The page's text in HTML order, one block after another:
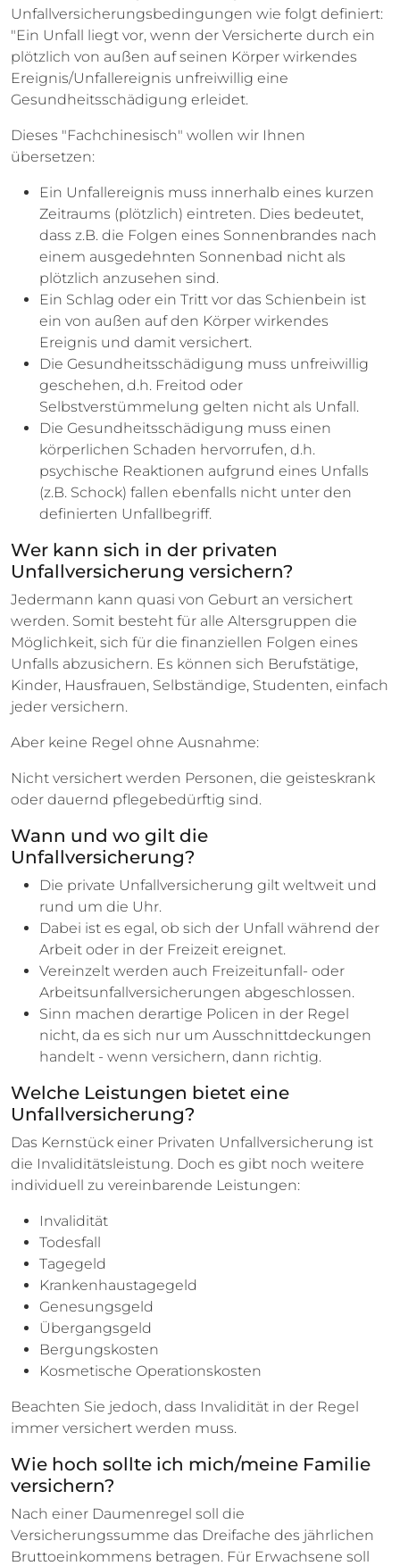
Unfallversicherungsbedingungen wie folgt definiert:
"Ein Unfall liegt vor, wenn der Versicherte durch ein
plötzlich von außen auf seinen Körper wirkendes
Ereignis/Unfallereignis unfreiwillig eine
Gesundheitsschädigung erleidet.
Dieses "Fachchinesisch" wollen wir Ihnen
übersetzen:
Ein Unfallereignis muss innerhalb eines kurzen
Zeitraums (plötzlich) eintreten. Dies bedeutet,
dass z.B. die Folgen eines Sonnenbrandes nach
einem ausgedehnten Sonnenbad nicht als
plötzlich anzusehen sind.
Ein Schlag oder ein Tritt vor das Schienbein ist
ein von außen auf den Körper wirkendes
Ereignis und damit versichert.
Die Gesundheitsschädigung muss unfreiwillig
geschehen, d.h. Freitod oder
Selbstverstümmelung gelten nicht als Unfall.
Die Gesundheitsschädigung muss einen
körperlichen Schaden hervorrufen, d.h.
psychische Reaktionen aufgrund eines Unfalls
(z.B. Schock) fallen ebenfalls nicht unter den
definierten Unfallbegriff.
Wer kann sich in der privaten
Unfallversicherung versichern?
Jedermann kann quasi von Geburt an versichert
werden. Somit besteht für alle Altersgruppen die
Möglichkeit, sich für die finanziellen Folgen eines
Unfalls abzusichern. Es können sich Berufstätige,
Kinder, Hausfrauen, Selbständige, Studenten, einfach
jeder versichern.
Aber keine Regel ohne Ausnahme:
Nicht versichert werden Personen, die geisteskrank
oder dauernd pflegebedürftig sind.
Wann und wo gilt die
Unfallversicherung?
Die private Unfallversicherung gilt weltweit und
rund um die Uhr.
Dabei ist es egal, ob sich der Unfall während der
Arbeit oder in der Freizeit ereignet.
Vereinzelt werden auch Freizeitunfall- oder
Arbeitsunfallversicherungen abgeschlossen.
Sinn machen derartige Policen in der Regel
nicht, da es sich nur um Ausschnittdeckungen
handelt - wenn versichern, dann richtig.
Welche Leistungen bietet eine
Unfallversicherung?
Das Kernstück einer Privaten Unfallversicherung ist
die Invaliditätsleistung. Doch es gibt noch weitere
individuell zu vereinbarende Leistungen:
Invalidität
Todesfall
Tagegeld
Krankenhaustagegeld
Genesungsgeld
Übergangsgeld
Bergungskosten
Kosmetische Operationskosten
Beachten Sie jedoch, dass Invalidität in der Regel
immer versichert werden muss.
Wie hoch sollte ich mich/meine Familie
versichern?
Nach einer Daumenregel soll die
Versicherungssumme das Dreifache des jährlichen
Bruttoeinkommens betragen. Für Erwachsene soll